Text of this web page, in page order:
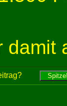
damit
Beitrag?